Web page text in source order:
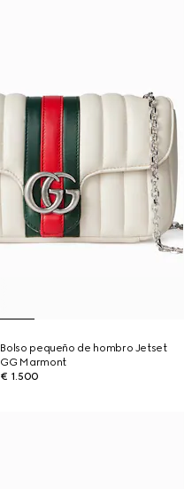
Bolso pequeño de hombro Jetset
GG Marmont
€ 1.500